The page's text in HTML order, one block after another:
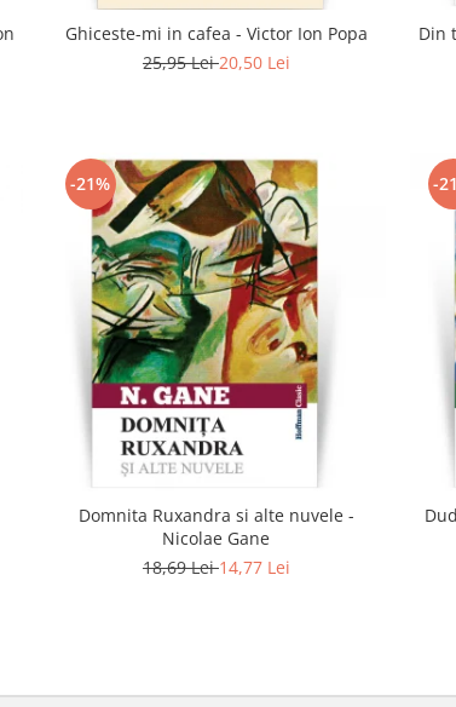
Ghiceste-mi in cafea - Victor Ion Popa
25,95 Lei20,50 Lei
Din
-21%
Domnita Ruxandra si alte nuvele -
Nicolae Gane
18,69 Lei14,77 Lei
-